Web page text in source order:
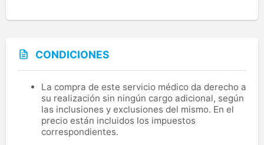
CONDICIONES
La compra de este servicio médico da derecho a
su realización sin ningún cargo adicional, según
las inclusiones y exclusiones del mismo. En el
precio están incluidos los impuestos
correspondientes.